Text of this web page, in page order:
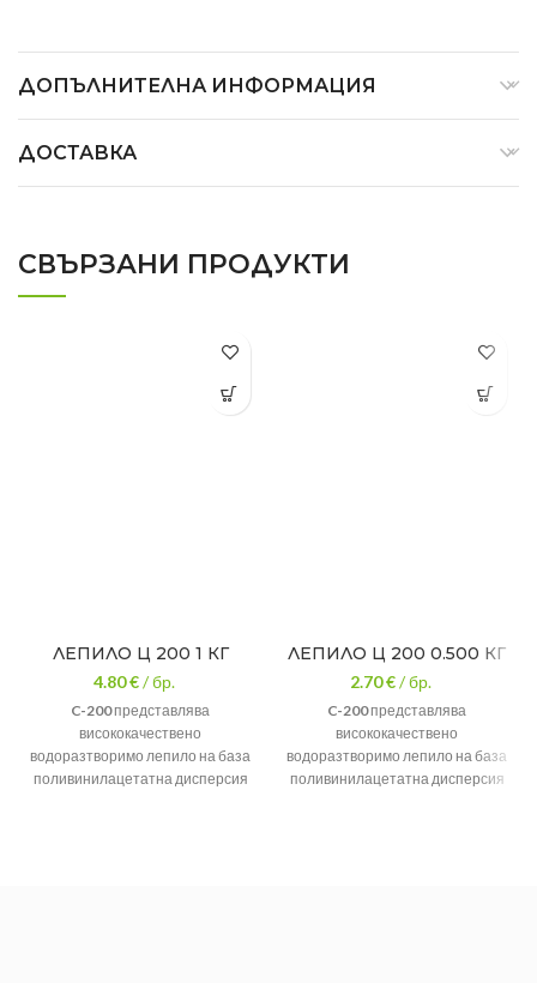
ДОПЪЛНИТЕЛНА ИНФОРМАЦИЯ
ДОСТАВКА
СВЪРЗАНИ ПРОДУКТИ
ЛЕПИЛО Ц 200 1 КГ
4.80€/ бр.
C-200представлява
висококачествено
водоразтворимо лепило на база
поливинилацетатна дисперсия
ЛЕПИЛО Ц 200 0.500 КГ
2.70€/ бр.
C-200представлява
висококачествено
водоразтворимо лепило на база
поливинилацетатна дисперсия